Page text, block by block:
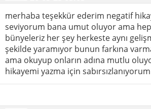
merhaba teşekkür ederim negatif
seviyorum bana umut oluyor ama
bünyeleriz her şey herkeste aynı
şekilde yaramıyor bunun farkına
ama okuyup onların adına mutlu
hikayemi yazma için sabırsızlanıyorum